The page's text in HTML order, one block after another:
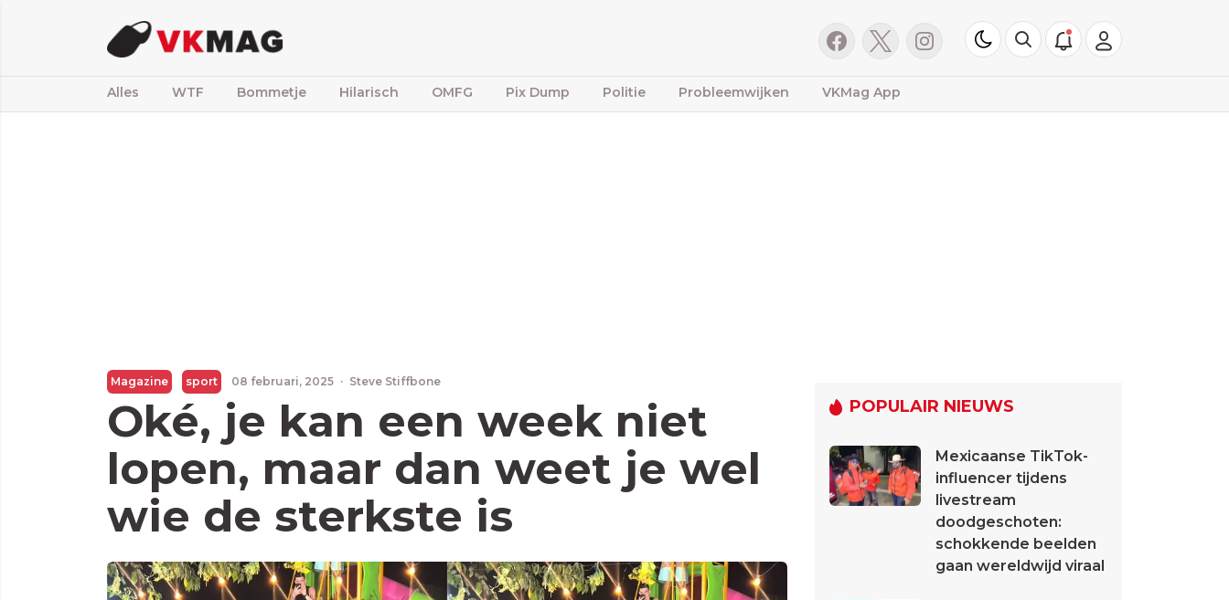
Alles WTF Bommetje Hilarisch OMFG Pix Dump Politie Probleemwijken VKMag App
Magazine sport 08 februari, 2025 · Steve Stiffbone
Oké, je kan een week niet
lopen, maar dan weet je wel
wie de sterkste is
POPULAIR NIEUWS
Mexicaanse TikTok-
influencer tijdens
livestream
doodgeschoten:
schokkende beelden
gaan wereldwijd viraal